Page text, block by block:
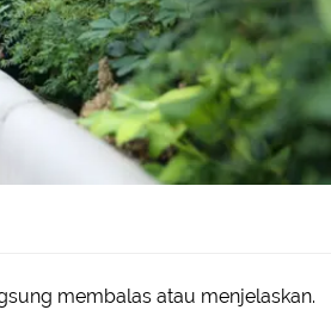
membalas atau menjelaskan.